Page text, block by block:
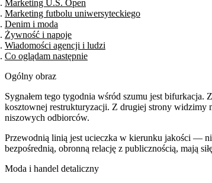
Marketing U.S. Open
Marketing futbolu uniwersyteckiego
Denim i moda
Żywność i napoje
Wiadomości agencji i ludzi
Co oglądam następnie
Ogólny obraz
Sygnałem tego tygodnia wśród szumu jest
kosztownej restrukturyzacji. Z drugiej strony
niszowych odbiorców.
Przewodnią linią jest ucieczka w kierunku jakości —
bezpośrednią, obronną relację z publicznością, mają
Moda i handel detaliczny